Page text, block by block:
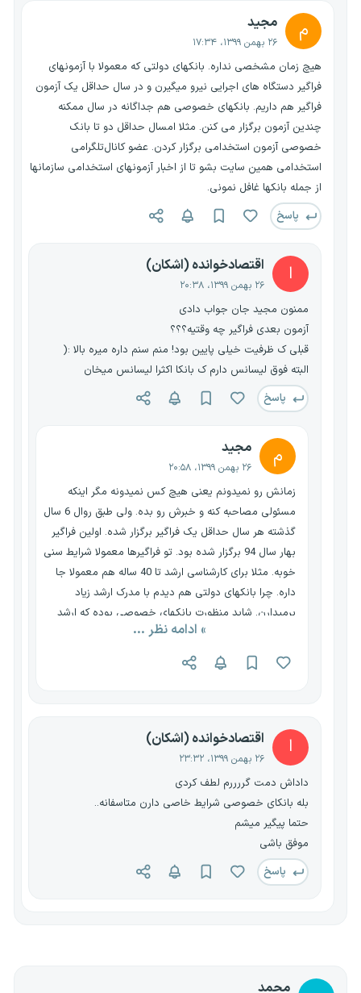
م مجید
۲۶ بهمن ۱۳۹۹، ۱۷:۳۴
هیچ زمان مشخصی نداره. بانکهای دولتی که معمولا با آزمونهای
فراگیر دستگاه های اجرایی نیرو میگیرن و در سال حداقل یک آزمون
فراگیر هم داریم. بانکهای خصوصی هم جداگانه در سال ممکنه
چندین آزمون برگزار می کنن. مثلا امسال حداقل دو تا بانک
خصوصی آزمون استخدامی برگزار کردن. عضو کانال‌تلگرامی
استخدامی همین سایت بشو تا از اخبار آزمونهای استخدامی سازمانها
از جمله بانکها غافل نمونی.
پاسخ
ا اقتصادخوانده (اشکان)
۲۶ بهمن ۱۳۹۹، ۲۰:۳۸
ممنون مجید جان جواب دادی
آزمون بعدی فراگیر چه وقتیه؟؟؟
قبلی ک ظرفیت خیلی پایین بود! منم سنم داره میره بالا :(
البته فوق لیسانس دارم ک بانکا اکثرا لیسانس میخان
پاسخ
م مجید
۲۶ بهمن ۱۳۹۹، ۲۰:۵۸
زمانش رو نمیدونم یعنی هیچ کس نمیدونه مگر اینکه
مسئولی مصاحبه کنه و خبرش رو بده. ولی طبق روال 6 سال
گذشته هر سال حداقل یک فراگیر برگزار شده. اولین فراگیر
بهار سال 94 برگزار شده بود. تو فراگیرها معمولا شرایط سنی
خوبه. مثلا برای کارشناسی ارشد تا 40 ساله هم معمولا جا
داره. چرا بانکهای دولتی هم دیدم با مدرک ارشد زیاد
برمیدارن. شاید منظورت بانکهای خصوصی بوده که ارشد
هست. برای بانکهای خصوصی هم باید تو همین کانالهای
استخدامی عضو بشی تا به موقع خبردار بشی.
» ادامه نظر ...
ا اقتصادخوانده (اشکان)
۲۶ بهمن ۱۳۹۹، ۲۳:۳۲
داداش دمت گررررم لطف کردی
بله بانکای خصوصی شرایط خاصی دارن متاسفانه..
حتما پیگیر میشم
موفق باشی
پاسخ
محمد